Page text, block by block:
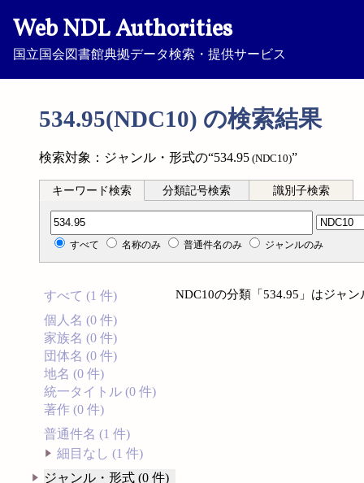
Web NDL Authorities
国立国会図書館典拠データ検索・提供サービス
534.95(NDC10) の検索結果
検索対象：ジャンル・形式の“534.95 (NDC10)”
キーワード検索 分類記号検索 識別子検索
分類記号検索
すべて 名称のみ 普通件名のみ ジャンルのみ
すべて (1 件)
個人名 (0 件)
家族名 (0 件)
団体名 (0 件)
地名 (0 件)
統一タイトル (0 件)
著作 (0 件)
普通件名 (1 件)
細目なし (1 件)
ジャンル・形式 (0 件)
NDC10の分類「534.95」はジャ